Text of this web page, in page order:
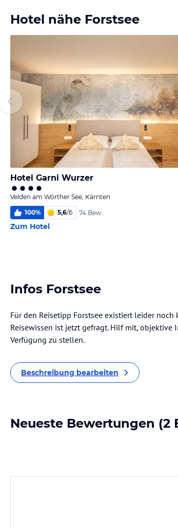
Hotel nähe Forstsee
Hotel Garni Wurzer
Velden am Wörther See, Kärnten
100% 5,6/6 74 Bew.
Zum Hotel
Infos Forstsee
Für den Reisetipp Forstsee existiert leider
Reisewissen ist jetzt gefragt. Hilf mit,
Verfügung zu stellen.
Beschreibung bearbeiten
Neueste Bewertungen (2